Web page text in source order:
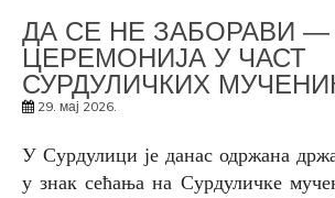
ДА СЕ НЕ ЗАБОРАВИ
ЦЕРЕМОНИЈА У ЧАСТ
СУРДУЛИЧКИХ
29. мај 2026.
У Сурдулици је данас одржана
у знак сећања на Сурдуличке